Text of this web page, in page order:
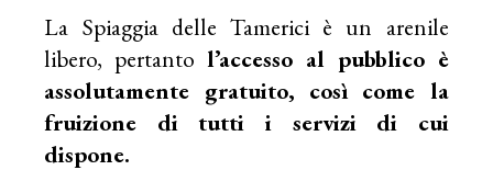
La Spiaggia delle Tamerici è un arenile
libero, pertantol’accesso al pubblico è
assolutamente gratuito, così come la
fruizione di tutti i servizi di cui
dispone.